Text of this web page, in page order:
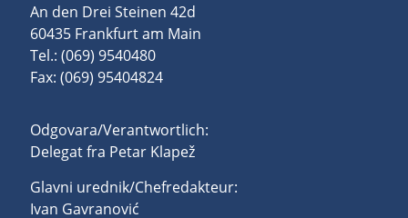
An den Drei Steinen 42d
60435 Frankfurt am Main
Tel.: (069) 9540480
Fax: (069) 95404824
Odgovara/Verantwortlich:
Delegat fra Petar Klapež
Glavni urednik/Chefredakteur:
Ivan Gavranović